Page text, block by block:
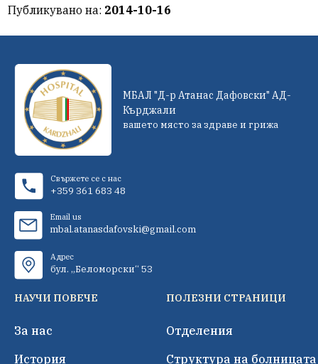
Публикувано на: 2014-10-16
МБАЛ "Д-р Атанас Дафовски" АД-
Кърджали
вашето място за здраве и грижа
Свържете се с нас
+359 361 683 48
Email us
mbal.atanasdafovski@gmail.com
Адрес
бул. „Беломорски“ 53
НАУЧИ ПОВЕЧЕ
За нас
История
ПОЛЕЗНИ СТРАНИЦИ
Отделения
Структура на болницата